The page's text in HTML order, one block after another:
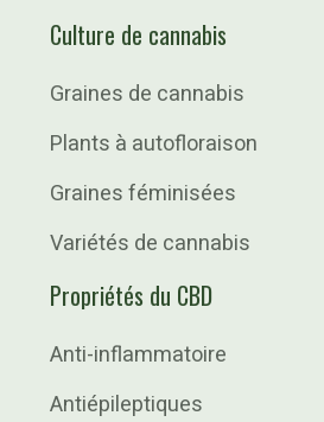
Culture de cannabis
Graines de cannabis
Plants à autofloraison
Graines féminisées
Variétés de cannabis
Propriétés du CBD
Anti-inflammatoire
Antiépileptiques